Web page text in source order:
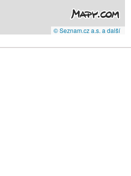
© Seznam.cz a.s. a další